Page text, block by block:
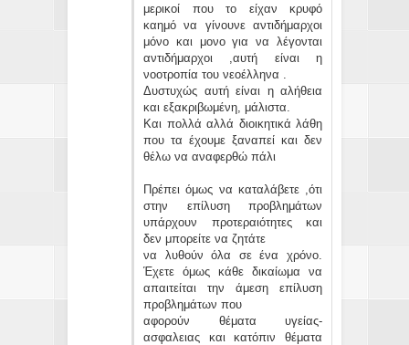
μερικοί που το είχαν κρυφό
καημό να γίνουνε αντιδήμαρχοι
μόνο και μονο για να λέγονται
αντιδήμαρχοι ,αυτή είναι η
νοοτροπία του νεοέλληνα .
Δυστυχώς αυτή είναι η αλήθεια
και εξακριβωμένη, μάλιστα.
Και πολλά αλλά διοικητικά λάθη
που τα έχουμε ξαναπεί και δεν
θέλω να αναφερθώ πάλι
Πρέπει όμως να καταλάβετε ,ότι
στην επίλυση προβλημάτων
υπάρχουν προτεραιότητες και
δεν μπορείτε να ζητάτε
να λυθούν όλα σε ένα χρόνο.
Έχετε όμως κάθε δικαίωμα να
απαιτείται την άμεση επίλυση
προβλημάτων που
αφορούν θέματα υγείας-
ασφαλειας και κατόπιν θέματα